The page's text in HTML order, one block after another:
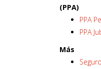
(PPA)
PPA
PPA
Más